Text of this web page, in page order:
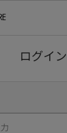
ログイン